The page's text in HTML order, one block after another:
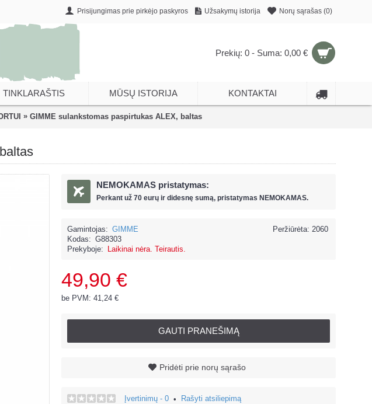
Prisijungimas prie pirkėjo paskyros Užsakymų istorija Norų sąrašas (0)
Prekių: 0 - Suma: 0,00 €
TINKLARAŠTIS MŪSŲ ISTORIJA KONTAKTAI
» GIMME sulankstomas paspirtukas ALEX, baltas
NEMOKAMAS pristatymas:
Perkant už 70 eurų ir didesnę sumą, pristatymas NEMOKAMAS.
Peržiūrėta: 2060
Gamintojas: GIMME
Kodas: G88303
Prekyboje:
Laikinai nėra. Teirautis.
49,90 €
be PVM: 41,24 €
GAUTI PRANEŠIMĄ
Pridėti prie norų sąrašo
Įvertinimų - 0 • Rašyti atsiliepimą